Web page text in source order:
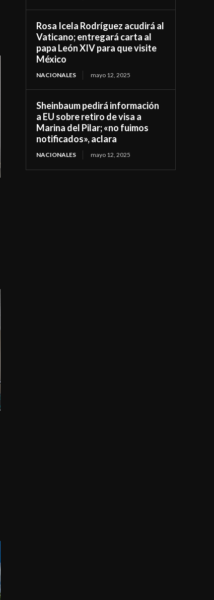
Rosa Icela Rodríguez acudirá al
Vaticano; entregará carta al
papa León XIV para que visite
México
NACIONALES mayo 12, 2025
Sheinbaum pedirá información
a EU sobre retiro de visa a
Marina del Pilar; «no fuimos
notificados», aclara
NACIONALES mayo 12, 2025